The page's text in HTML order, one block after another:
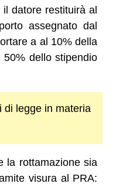
datore restituirà al
assegnato dal
a al 10% della
dello stipendio
di legge in materia
la rottamazione sia
visura al PRA: